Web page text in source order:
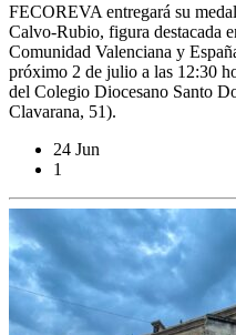
FECOREVA entregará su
Calvo-Rubio, figura destacada
Comunidad Valenciana y
próximo 2 de julio a las 12:30
del Colegio Diocesano Santo
Clavarana, 51).
24 Jun
1